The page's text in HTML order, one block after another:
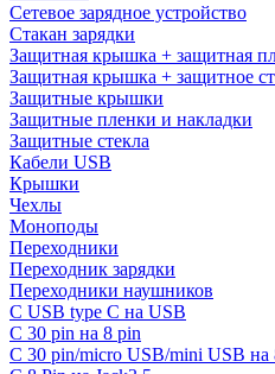
Сетевое зарядное устройство
Стакан зарядки
Защитная крышка + защитная
Защитная крышка + защитное
Защитные крышки
Защитные пленки и накладки
Защитные стекла
Кабели USB
Крышки
Чехлы
Моноподы
Переходники
Переходник зарядки
Переходники наушников
С USB type C на USB
С 30 pin на 8 pin
С 30 pin/micro USB/mini USB на